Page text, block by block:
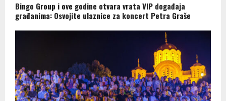
Bingo Group i ove godine otvara vrata VIP događaja
građanima: Osvojite ulaznice za koncert Petra Graše